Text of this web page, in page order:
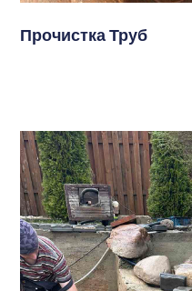
Прочистка Труб